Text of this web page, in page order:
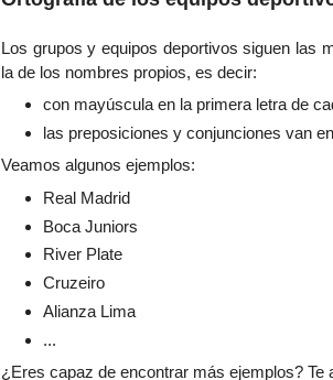
Los grupos y equipos deportivos siguen las
la de los nombres propios, es decir:
con mayúscula en la primera letra de
las preposiciones y conjunciones van
Veamos algunos ejemplos:
Real Madrid
Boca Juniors
River Plate
Cruzeiro
Alianza Lima
...
¿Eres capaz de encontrar más ejemplos?